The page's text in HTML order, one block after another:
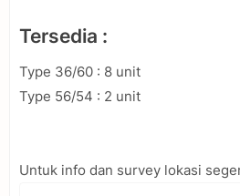
Tersedia :
Type 36/60 : 8 unit
Type 56/54 : 2 unit
Untuk info dan survey lokasi